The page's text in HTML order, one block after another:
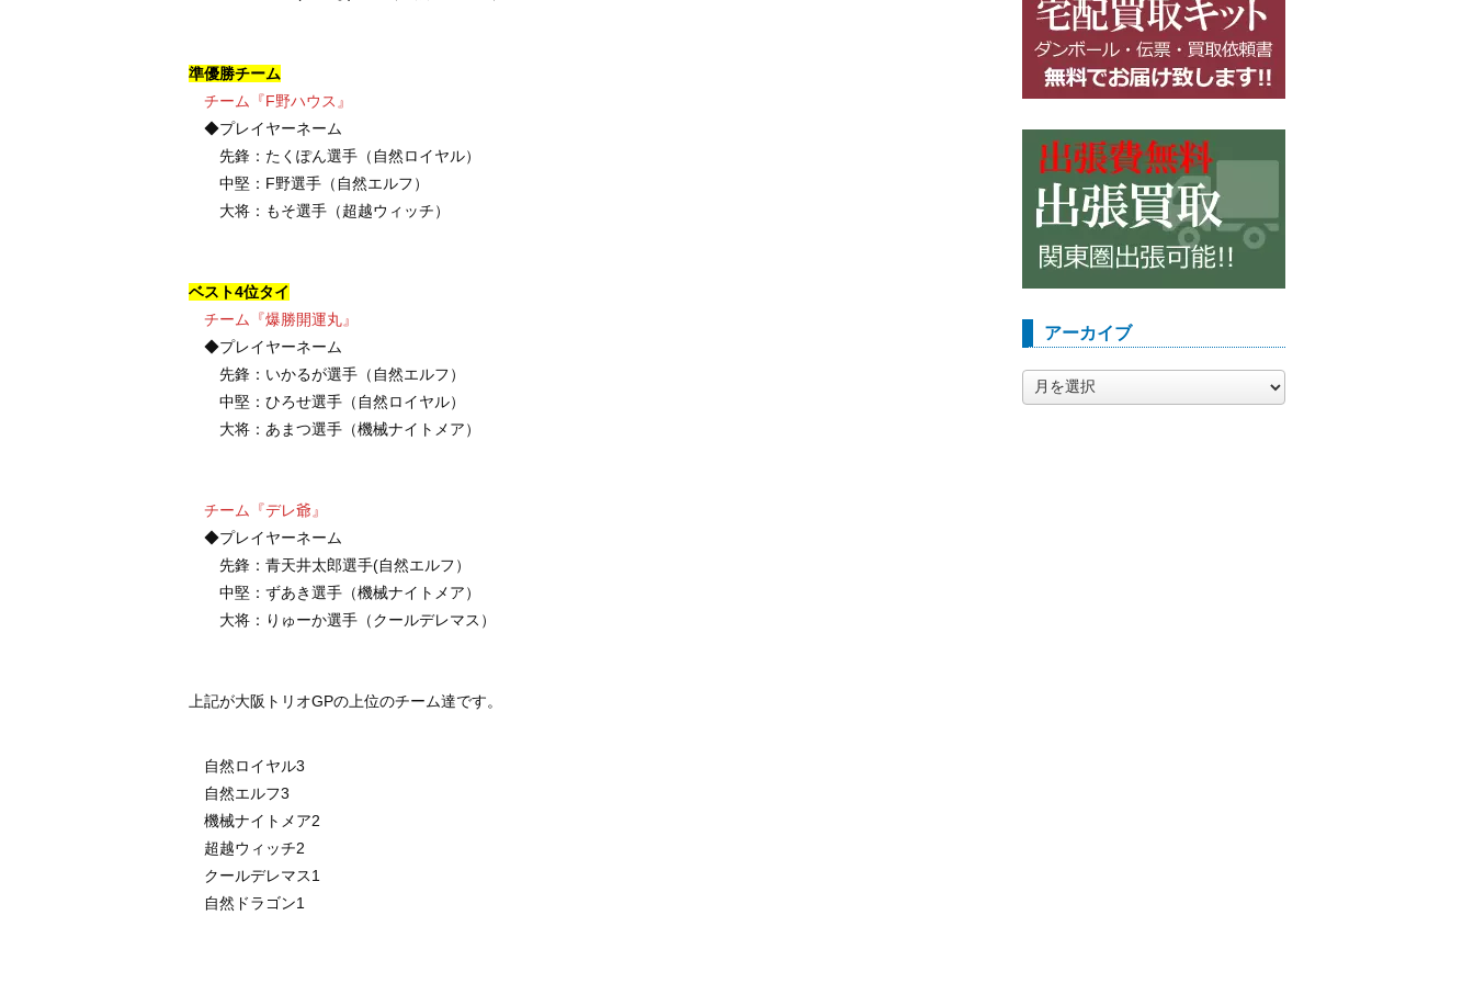
準優勝チーム
チーム『F野ハウス』
◆プレイヤーネーム
先鋒：たくぽん選手（自然ロイヤル）
中堅：F野選手（自然エルフ）
大将：もそ選手（超越ウィッチ）
ベスト4位タイ
チーム『爆勝開運丸』
◆プレイヤーネーム
先鋒：いかるが選手（自然エルフ）
中堅：ひろせ選手（自然ロイヤル）
大将：あまつ選手（機械ナイトメア）
チーム『デレ爺』
◆プレイヤーネーム
先鋒：青天井太郎選手(自然エルフ）
中堅：ずあき選手（機械ナイトメア）
大将：りゅーか選手（クールデレマス）
上記が大阪トリオGPの上位のチーム達です。
自然ロイヤル3
自然エルフ3
機械ナイトメア2
超越ウィッチ2
クールデレマス1
自然ドラゴン1
アーカイブ
ー